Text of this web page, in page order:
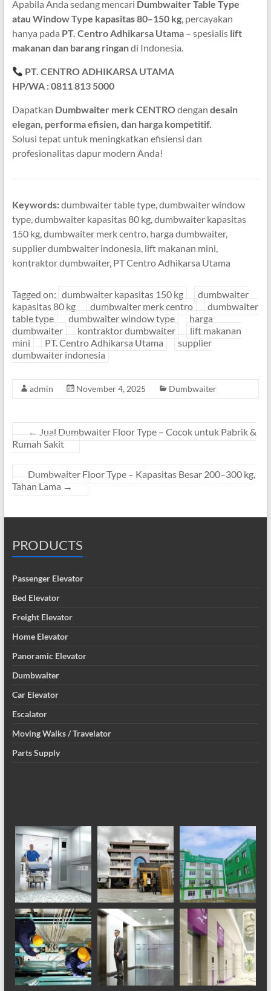
Apabila Anda sedang mencari Dumbwaiter Table Type
atau Window Type kapasitas 80–150 kg, percayakan
hanya pada PT. Centro Adhikarsa Utama– spesialis lift
makanan dan barang ringandi Indonesia.
PT. CENTRO ADHIKARSA UTAMA
HP/WA : 0811 813 5000
Dapatkan Dumbwaiter merk CENTROdengan desain
elegan, performa efisien, dan harga kompetitif.
Solusi tepat untuk meningkatkan efisiensi dan
profesionalitas dapur modern Anda!
Keywords:dumbwaiter table type, dumbwaiter window
type, dumbwaiter kapasitas 80 kg, dumbwaiter kapasitas
150 kg, dumbwaiter merk centro, harga dumbwaiter,
supplier dumbwaiter indonesia, lift makanan mini,
kontraktor dumbwaiter, PT Centro Adhikarsa Utama
Tagged on: dumbwaiter kapasitas 150 kg
dumbwaiter
kapasitas 80 kg
dumbwaiter merk centro
dumbwaiter
table type
dumbwaiter window type
harga
dumbwaiter
kontraktor dumbwaiter
lift makanan
mini
PT. Centro Adhikarsa Utama
supplier
dumbwaiter indonesia
admin November 4, 2025 Dumbwaiter
← Jual Dumbwaiter Floor Type – Cocok untuk Pabrik &
Rumah Sakit
Dumbwaiter Floor Type – Kapasitas Besar 200–300 kg,
Tahan Lama →
PRODUCTS
Passenger Elevator
Bed Elevator
Freight Elevator
Home Elevator
Panoramic Elevator
Dumbwaiter
Car Elevator
Escalator
Moving Walks / Travelator
Parts Supply